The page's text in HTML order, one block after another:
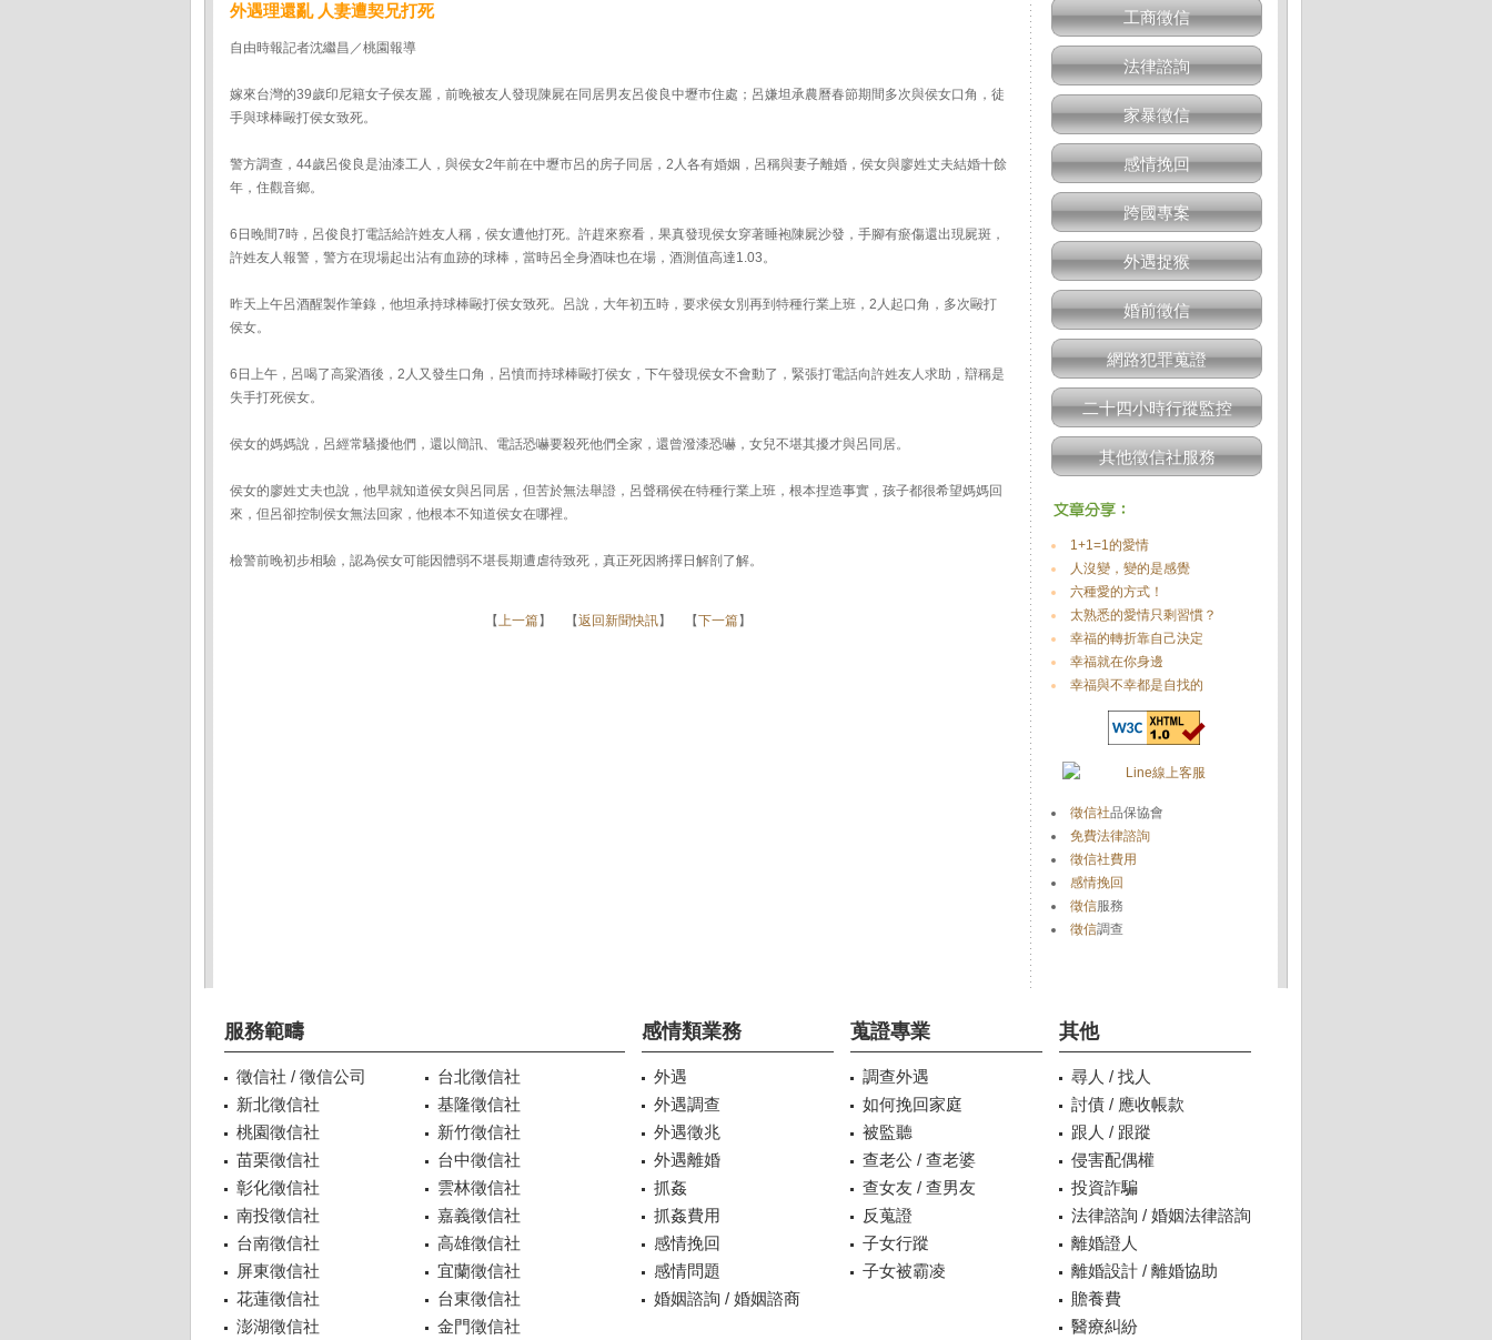
外遇理還亂 人妻遭契兄打死
自由時報記者沈繼昌／桃園報導
嫁來台灣的39歲印尼籍女子侯友麗，前晚被友人發現陳屍在同居男友呂俊良中壢巿住處；呂嫌坦承農曆春節期間多次與侯女口角，徒
手與球棒毆打侯女致死。
警方調查，44歲呂俊良是油漆工人，與侯女2年前在中壢市呂的房子同居，2人各有婚姻，呂稱與妻子離婚，侯女與廖姓丈夫結婚十餘
年，住觀音鄉。
6日晚間7時，呂俊良打電話給許姓友人稱，侯女遭他打死。許趕來察看，果真發現侯女穿著睡袍陳屍沙發，手腳有瘀傷還出現屍斑，
許姓友人報警，警方在現場起出沾有血跡的球棒，當時呂全身酒味也在場，酒測值高達1.03。
昨天上午呂酒醒製作筆錄，他坦承持球棒毆打侯女致死。呂說，大年初五時，要求侯女別再到特種行業上班，2人起口角，多次毆打
侯女。
6日上午，呂喝了高粱酒後，2人又發生口角，呂憤而持球棒毆打侯女，下午發現侯女不會動了，緊張打電話向許姓友人求助，辯稱是
失手打死侯女。
侯女的媽媽說，呂經常騷擾他們，還以簡訊、電話恐嚇要殺死他們全家，還曾潑漆恐嚇，女兒不堪其擾才與呂同居。
侯女的廖姓丈夫也說，他早就知道侯女與呂同居，但苦於無法舉證，呂聲稱侯在特種行業上班，根本捏造事實，孩子都很希望媽媽回
來，但呂卻控制侯女無法回家，他根本不知道侯女在哪裡。
檢警前晚初步相驗，認為侯女可能因體弱不堪長期遭虐待致死，真正死因將擇日解剖了解。
【上一篇】 【返回新聞快訊】 【下一篇】
工商徵信
法律諮詢
家暴徵信
感情挽回
跨國專案
外遇捉猴
婚前徵信
網路犯罪蒐證
二十四小時行蹤監控
其他徵信社服務
1+1=1的愛情
人沒變，變的是感覺
六種愛的方式！
太熟悉的愛情只剩習慣？
幸福的轉折靠自己決定
幸福就在你身邊
幸福與不幸都是自找的
徵信社品保協會
免費法律諮詢
徵信社費用
感情挽回
徵信服務
徵信調查
服務範疇
徵信社 / 徵信公司
台北徵信社
新北徵信社
基隆徵信社
桃園徵信社
新竹徵信社
苗栗徵信社
台中徵信社
彰化徵信社
雲林徵信社
南投徵信社
嘉義徵信社
台南徵信社
高雄徵信社
屏東徵信社
宜蘭徵信社
花蓮徵信社
台東徵信社
澎湖徵信社
金門徵信社
感情類業務
外遇
外遇調查
外遇徵兆
外遇離婚
抓姦
抓姦費用
感情挽回
感情問題
婚姻諮詢 / 婚姻諮商
蒐證專業
調查外遇
如何挽回家庭
被監聽
查老公 / 查老婆
查女友 / 查男友
反蒐證
子女行蹤
子女被霸凌
其他
尋人 / 找人
討債 / 應收帳款
跟人 / 跟蹤
侵害配偶權
投資詐騙
法律諮詢 / 婚姻法律諮詢
離婚證人
離婚設計 / 離婚協助
贍養費
醫療糾紛